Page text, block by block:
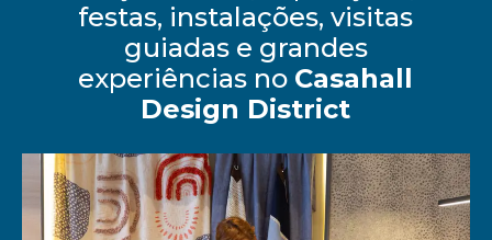
festas, instalações, visitas
guiadas e grandes
experiências no Casahall
Design District